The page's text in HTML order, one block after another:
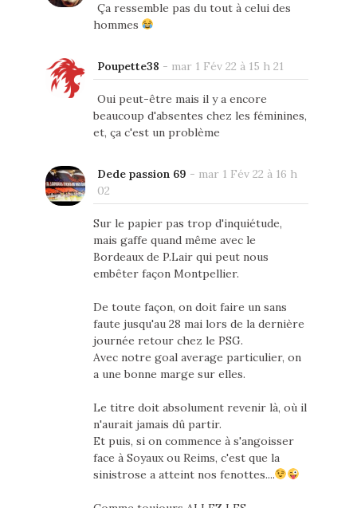
Ça ressemble pas du tout à celui des
hommes
Poupette38 - mar 1 Fév 22 à 15 h 21
Oui peut-être mais il y a encore
beaucoup d'absentes chez les féminines,
et, ça c'est un problème
Dede passion 69 - mar 1 Fév 22 à 16 h
02
Sur le papier pas trop d'inquiétude,
mais gaffe quand même avec le
Bordeaux de P.Lair qui peut nous
embêter façon Montpellier.
De toute façon, on doit faire un sans
faute jusqu'au 28 mai lors de la dernière
journée retour chez le PSG.
Avec notre goal average particulier, on
a une bonne marge sur elles.
Le titre doit absolument revenir là, où il
n'aurait jamais dû partir.
Et puis, si on commence à s'angoisser
face à Soyaux ou Reims, c'est que la
sinistrose a atteint nos fenottes....